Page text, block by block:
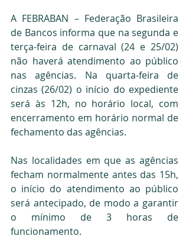
A FEBRABAN – Federação Brasileira
de Bancos informa que na segunda e
terça-feira de carnaval (24 e 25/02)
não haverá atendimento ao público
nas agências. Na quarta-feira de
cinzas (26/02) o início do expediente
será às 12h, no horário local, com
encerramento em horário normal de
fechamento das agências.
Nas localidades em que as agências
fecham normalmente antes das 15h,
o início do atendimento ao público
será antecipado, de modo a garantir
o mínimo de 3 horas de
funcionamento.